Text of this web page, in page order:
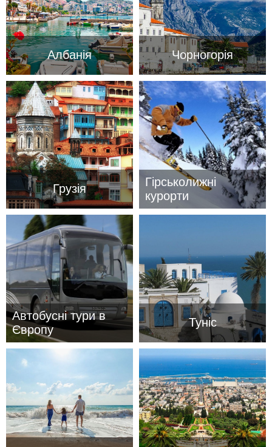
Албанія Чорногорія
Грузія
Гірськолижні
курорти
Автобусні тури в
Європу
Туніс